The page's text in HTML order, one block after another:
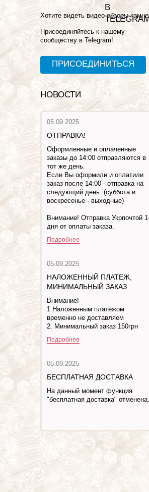
Хотите видеть видео обзоры
Присоединяйтесь к нашему
сообществу в Telegram!
ПРИСОЕДИНИТЬСЯ
НОВОСТИ
05.09.2025
ОТПРАВКА!
Оформленные и оплаченные
заказы до 14:00 отправляются в
тот же день.
Если Вы оформили и оплатили
заказ после 14:00 - отправка на
следующий день. (суббота и
воскресенье - выходные)
Внимание! Отправка Укрпочтой
дня от оплаты заказа.
Подробнее
05.09.2025
НАЛОЖЕННЫЙ ПЛАТЕЖ,
МИНИМАЛЬНЫЙ ЗАКАЗ
Внимание!
1.Наложенным платежом
временно не доставляем
2. Минимальный заказ 150грн
Подробнее
05.09.2025
БЕСПЛАТНАЯ ДОСТАВКА
На данный момент функция
"бесплатная доставка" отменена.